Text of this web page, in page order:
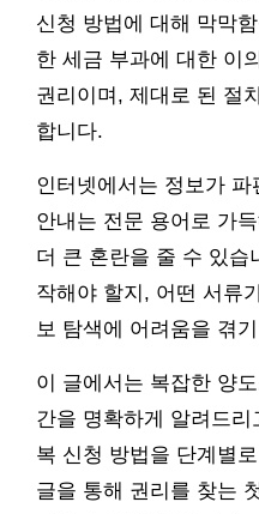
신청 방법에 대해 막막
한 세금 부과에 대한 이
권리이며, 제대로 된 절
합니다.
인터넷에서는 정보가
안내는 전문 용어로 가
더 큰 혼란을 줄 수 있습
작해야 할지, 어떤 서류
보 탐색에 어려움을 겪
이 글에서는 복잡한 양
간을 명확하게 알려드
복 신청 방법을 단계별
글을 통해 권리를 찾는